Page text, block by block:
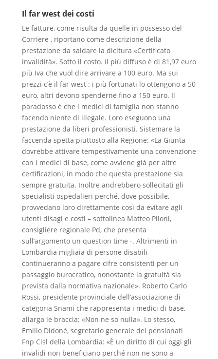
Il far west dei costi
Le fatture, come risulta da quelle in possesso del
Corriere , riportano come descrizione della
prestazione da saldare la dicitura «Certificato
invalidità». Sotto il costo. Il più diffuso è di 81,97 euro
più Iva che vuol dire arrivare a 100 euro. Ma sui
prezzi c’è il far west : i più fortunati lo ottengono a 50
euro, altri devono spenderne fino a 150 euro. Il
paradosso è che i medici di famiglia non stanno
facendo niente di illegale. Loro eseguono una
prestazione da liberi professionisti. Sistemare la
faccenda spetta piuttosto alla Regione: «La Giunta
dovrebbe attivare tempestivamente una convenzione
con i medici di base, come avviene già per altre
certificazioni, in modo che questa prestazione sia
sempre gratuita. Inoltre andrebbero sollecitati gli
specialisti ospedalieri perché, dove possibile,
provvedano loro direttamente così da evitare agli
utenti disagi e costi – sottolinea Matteo Piloni,
consigliere regionale Pd, che presenta
sull’argomento un question time -. Altrimenti in
Lombardia migliaia di persone disabili
continueranno a pagare cifre consistenti per un
passaggio burocratico, nonostante la gratuità sia
prevista dalla normativa nazionale». Roberto Carlo
Rossi, presidente provinciale dell’associazione di
categoria Snami che rappresenta i medici di base,
allarga le braccia: «Non ne so nulla». Lo stesso,
Emilio Didoné, segretario generale dei pensionati
Fnp Cisl della Lombardia: «È un diritto di cui oggi gli
invalidi non beneficiano perché non ne sono a